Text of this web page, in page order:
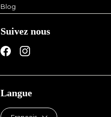
Blog
Suivez nous
FacebookInstagram
Langue